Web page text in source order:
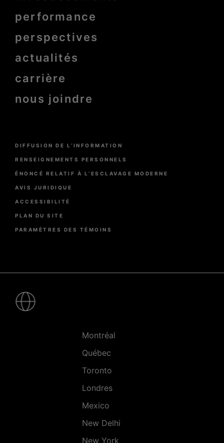
bold
performance
perspectives
actualités
carrière
nous joindre
Menu
de
page
DIFFUSION DE L’INFORMATION
RENSEIGNEMENTS PERSONNELS
ÉNONCÉ RELATIF À L’ESCLAVAGE MODERNE
AVIS JURIDIQUE
ACCESSIBILITÉ
PLAN DU SITE
PARAMÈTRES DES TÉMOINS
Montréal
Québec
Toronto
Londres
Mexico
New Delhi
New York